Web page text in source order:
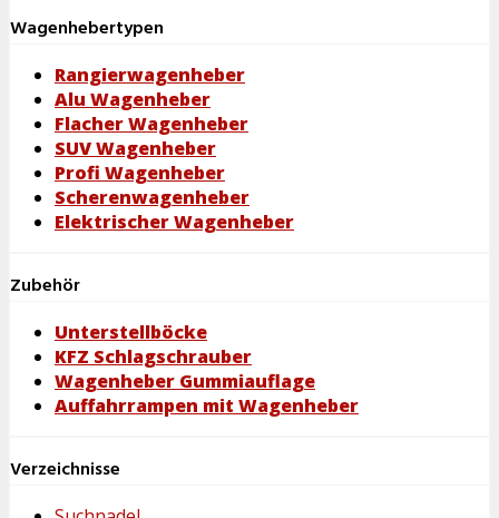
Wagenhebertypen
Rangierwagenheber
Alu Wagenheber
Flacher Wagenheber
SUV Wagenheber
Profi Wagenheber
Scherenwagenheber
Elektrischer Wagenheber
Zubehör
Unterstellböcke
KFZ Schlagschrauber
Wagenheber Gummiauflage
Auffahrrampen mit Wagenheber
Verzeichnisse